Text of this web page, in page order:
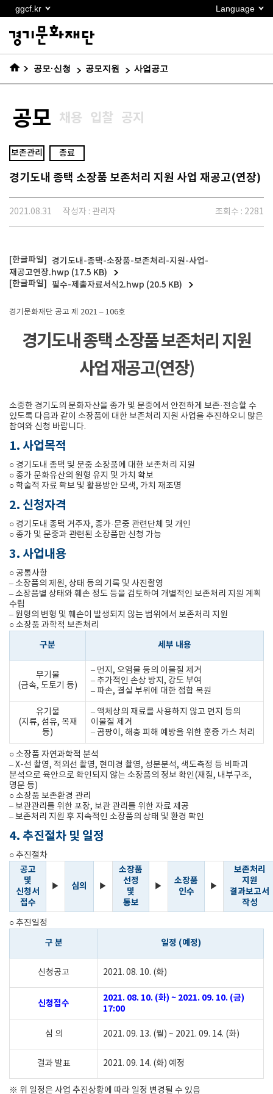
바로가기
ggcf.kr Language
공모·신청 공모지원 사업공고
공모 채용 입찰 공지
보존관리 종료
경기도내 종택 소장품 보존처리 지원 사업 재공고(연장)
2021.08.31 작성자 : 관리자 조회수 : 2281
경기도내-종택-소장품-보존처리-지원-사업-
재공고연장.hwp (17.5 KB)
필수-제출자료서식2.hwp (20.5 KB)
경기문화재단 공고 제 2021 – 106호
경기도내 종택 소장품 보존처리 지원
사업 재공고(연장)
소중한 경기도의 문화자산을 종가 및 문중에서 안전하게 보존·전승할 수
있도록 다음과 같이 소장품에 대한 보존처리 지원 사업을 추진하오니 많은
참여와 신청 바랍니다.
1. 사업목적
○ 경기도내 종택 및 문중 소장품에 대한 보존처리 지원
○ 종가 문화유산의 원형 유지 및 가치 확보
○ 학술적 자료 확보 및 활용방안 모색, 가치 재조명
2. 신청자격
○ 경기도내 종택 거주자, 종가·문중 관련단체 및 개인
○ 종가 및 문중과 관련된 소장품만 신청 가능
3. 사업내용
○ 공통사항
– 소장품의 제원, 상태 등의 기록 및 사진촬영
– 소장품별 상태와 훼손 정도 등을 검토하여 개별적인 보존처리 지원 계획
수립
– 원형의 변형 및 훼손이 발생되지 않는 범위에서 보존처리 지원
○ 소장품 과학적 보존처리
구분 세부 내용
무기물
(금속, 도토기 등)
– 먼지, 오염물 등의 이물질 제거
– 추가적인 손상 방지, 강도 부여
– 파손, 결실 부위에 대한 접합 복원
유기물
(지류, 섬유, 목재
등)
– 액체상의 재료를 사용하지 않고 먼지 등의
이물질 제거
– 곰팡이, 해충 피해 예방을 위한 훈증 가스 처리
○ 소장품 자연과학적 분석
– X-선 촬영, 적외선 촬영, 현미경 촬영, 성분분석, 색도측정 등 비파괴
분석으로 육안으로 확인되지 않는 소장품의 정보 확인(재질, 내부구조,
명문 등)
○ 소장품 보존환경 관리
– 보관관리를 위한 포장, 보관 관리를 위한 자료 제공
– 보존처리 지원 후 지속적인 소장품의 상태 및 환경 확인
4. 추진절차 및 일정
○ 추진절차
공고
및
신청서
접수
▶ 심의 ▶
소장품
선정
및
통보
▶
소장품
인수
▶
보존처리
지원
결과보고서
작성
○ 추진일정
구 분 일정 (예정)
신청공고 2021. 08. 10. (화)
신청접수
2021. 08. 10. (화) ~ 2021. 09. 10. (금)
17:00
심 의 2021. 09. 13. (월) ~ 2021. 09. 14. (화)
결과 발표 2021. 09. 14. (화) 예정
※ 위 일정은 사업 추진상황에 따라 일정 변경될 수 있음